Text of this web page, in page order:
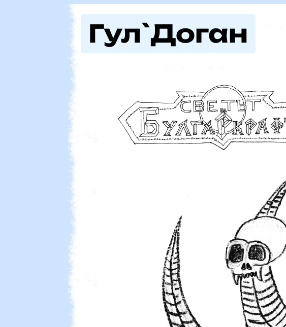
Гул`Доган
Пазителят на